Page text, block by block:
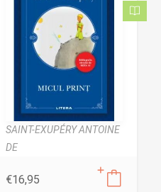
SAINT-EXUPÉRY ANTOINE
DE
€16,95